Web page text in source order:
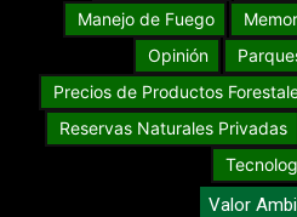
Manejo de Fuego
Opinión
Precios de Productos
Reservas Naturales Privadas
Valor